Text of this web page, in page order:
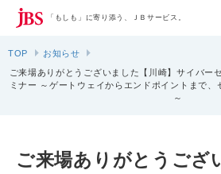
「もしも」に寄り添う、ＪＢサービス。
TOP
お知らせ
ご来場ありがとうございました【川崎】サイバー
ミナー ～ゲートウェイからエンドポイントまで
～
ご来場ありがとうござ